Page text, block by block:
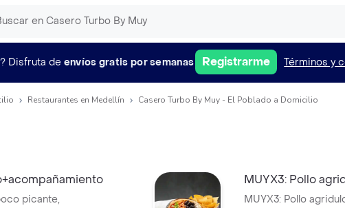
Disfruta de envíos gratis por semanas Registrarme Términos y
Restaurantes en Medellín Casero Turbo By Muy - El Poblado a Domicilio
picante,
MUYX3: Pollo
MUYX3: Pollo